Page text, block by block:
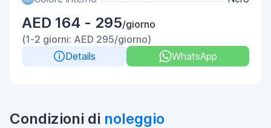
AED 164 - 295/giorno
(1-2 giorni: AED 295/giorno)
Details
WhatsApp
Condizioni di noleggio